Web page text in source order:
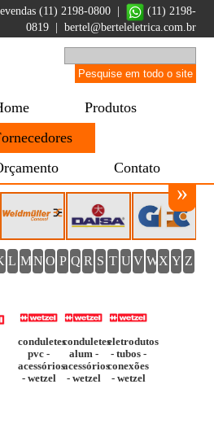
(11) 2198-0800 |
(11) 2198-
0819| bertel@berteleletrica.com.br
Produtos
Contato
»
L MN O P Q R S T U V W X Y Z
conduletes
pvc -
acessórios
- wetzel
conduletes
alum -
acessórios
- wetzel
eletrodutos
- tubos -
conexões
- wetzel